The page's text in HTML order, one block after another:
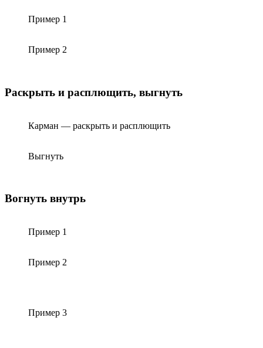
Пример 1
Пример 2
Раскрыть и расплющить, выгнуть
Карман — раскрыть и расплющить
Выгнуть
Вогнуть внутрь
Пример 1
Пример 2
Пример 3